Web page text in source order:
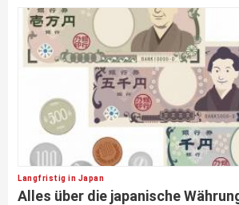
Langfristig in Japan
Alles über die japanische